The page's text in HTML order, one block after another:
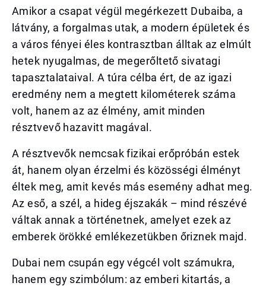
Amikor a csapat végül megérkezett Dubaiba, a
látvány, a forgalmas utak, a modern épületek és
a város fényei éles kontrasztban álltak az elmúlt
hetek nyugalmas, de megerőltető sivatagi
tapasztalataival. A túra célba ért, de az igazi
eredmény nem a megtett kilométerek száma
volt, hanem az az élmény, amit minden
résztvevő hazavitt magával.
A résztvevők nemcsak fizikai erőpróbán estek
át, hanem olyan érzelmi és közösségi élményt
éltek meg, amit kevés más esemény adhat meg.
Az eső, a szél, a hideg éjszakák – mind részévé
váltak annak a történetnek, amelyet ezek az
emberek örökké emlékezetükben őriznek majd.
Dubai nem csupán egy végcél volt számukra,
hanem egy szimbólum: az emberi kitartás, a